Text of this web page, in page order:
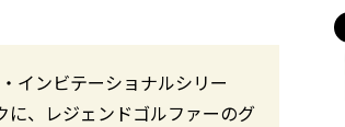
インビテーショナルシリー
に、レジェンドゴルファーのグ